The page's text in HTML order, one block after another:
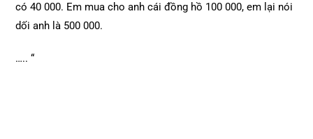
có 40 000. Em mua cho anh cái đồng hồ 100 000, em lại nói
dối anh là 500 000.
….. “